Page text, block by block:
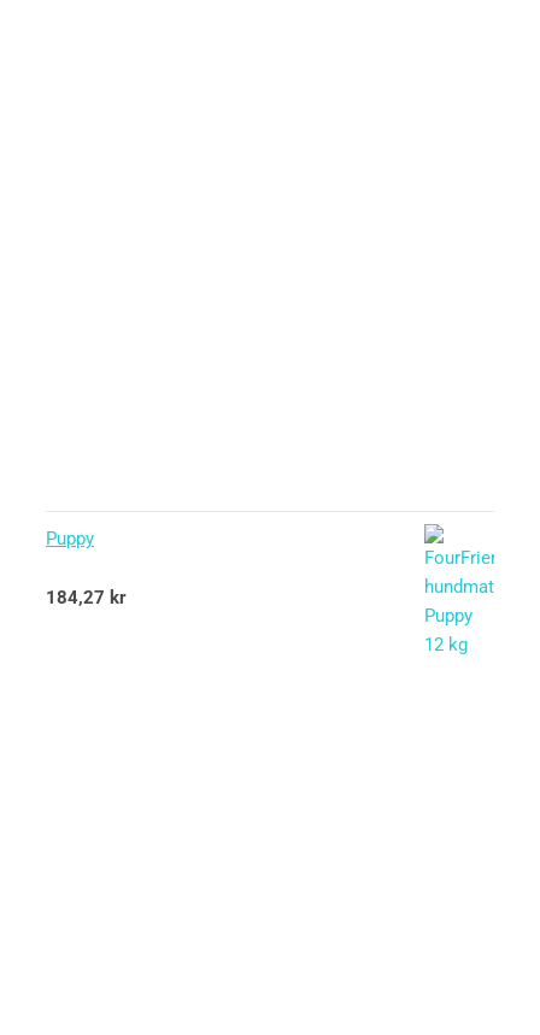
Puppy
Betygsatt
5.00
184,27 kr